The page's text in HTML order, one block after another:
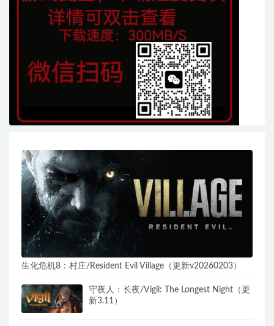
生化危机8：村庄/Resident Evil Village（更新v20260203）
守夜人：长夜/Vigil: The Longest Night（更
新3.11）